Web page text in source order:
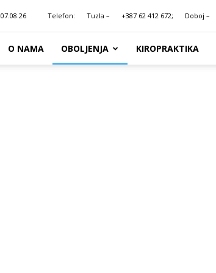
07.08.26 Telefon: Tuzla – +387 62 412 672; Doboj –
O NAMA OBOLJENJA KIROPRAKTIKA